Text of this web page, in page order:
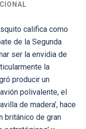
califica como
de la Segunda
ser la envidia de
la
producir un
polivalente, el
de madera’, hace
británico de gran